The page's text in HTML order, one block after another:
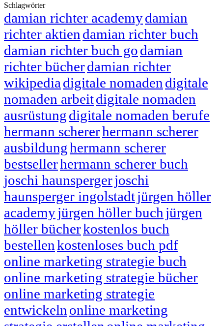
Schlagwörter
damian richter academydamian
richter aktien damian richter buch
damian richter buch godamian
richter bücherdamian richter
wikipedia digitale nomaden digitale
nomaden arbeitdigitale nomaden
ausrüstungdigitale nomaden berufe
hermann schererhermann scherer
ausbildunghermann scherer
bestsellerhermann scherer buch
joschi haunspergerjoschi
haunsperger ingolstadtjürgen höller
academyjürgen höller buch jürgen
höller bücherkostenlos buch
bestellenkostenloses buch pdf
online marketing strategie buch
online marketing strategie bücher
online marketing strategie
entwickeln online marketing